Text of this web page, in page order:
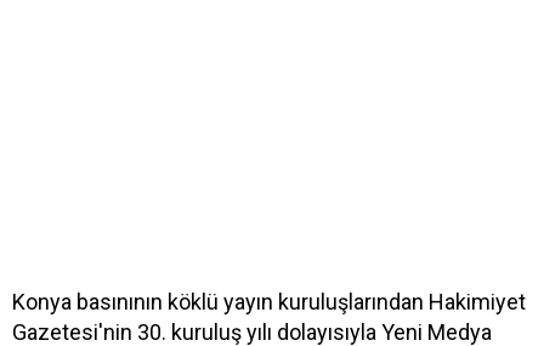
Konya basınının köklü yayın kuruluşlarından Hakimiyet
Gazetesi'nin 30. kuruluş yılı dolayısıyla Yeni Medya